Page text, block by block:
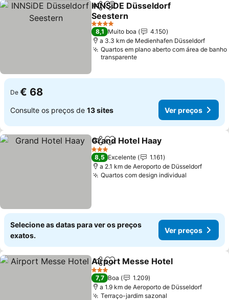
PartilharAdicionar aos favoritos
INNSiDE Düsseldorf
Seestern
Ver preços
4 Estrelas
8,1 Muito boa
4.150
a 3.3 km de Medienhafen Düsseldorf
Quartos em plano aberto com área de banho
transparente
De € 68
Consulte os preços de 13 sites Ver preços
PartilharAdicionar aos favoritos
Grand Hotel Haay
3 Estrelas
8,5 Excelente
1.161
a 2.1 km de Aeroporto de Düsseldorf
Quartos com design individual
Selecione as datas para ver os preços
exatos.
Ver preços
PartilharAdicionar aos favoritos
Airport Messe Hotel
3 Estrelas
7,7 Boa
1.209
a 1.9 km de Aeroporto de Düsseldorf
Terraço-jardim sazonal